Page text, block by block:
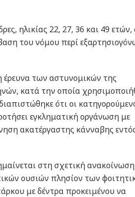
ηλικίας 22, 27, 36 και 49 ετών,
του νόμου περί
των αστυνομικών της
κατά την οποία
ότι οι
εγκληματική οργάνωση με
ακατέργαστης κάνναβης
στη σχετική
ουσιών πλησίον των
με δέντρα προκειμένου να